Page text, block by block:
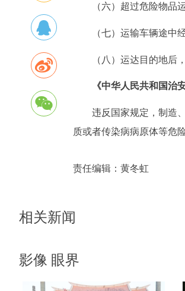
（六）超过危险物品
（七）运输车辆途中
（八）运达目的地后
《中华人民共和国治
违反国家规定，制造
质或者传染病病原体等危
责任编辑： 黄冬虹
相关新闻
影像 眼界